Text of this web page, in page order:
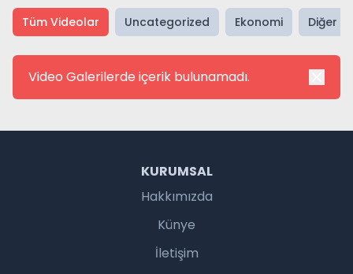
Tüm Videolar Uncategorized Ekonomi Diğer
Video Galerilerde içerik bulunamadı.
KURUMSAL
Hakkımızda
Künye
İletişim